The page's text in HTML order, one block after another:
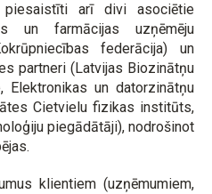
arī divi asociētie
un farmācijas uzņēmēju
federācija) un
partneri (Latvijas Biozinātņu
Elektronikas un datorzinātņu
Cietvielu fizikas institūts,
piegādātāji), nodrošinot
klientiem (uzņēmumiem,